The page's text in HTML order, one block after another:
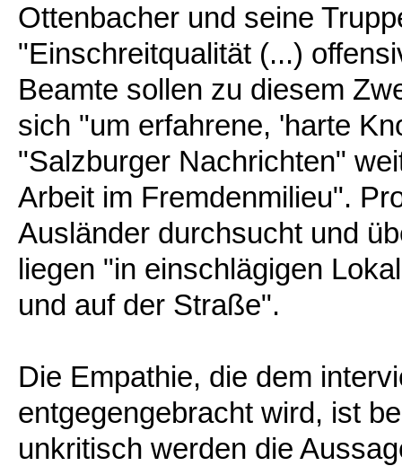
Ottenbacher und seine
"Einschreitqualität (...)
Beamte sollen zu diesem
sich "um erfahrene, 'harte
"Salzburger Nachrichten"
Arbeit im Fremdenmilieu".
Ausländer durchsucht und
liegen "in einschlägigen
und auf der Straße".
Die Empathie, die dem
entgegengebracht wird, ist
unkritisch werden die